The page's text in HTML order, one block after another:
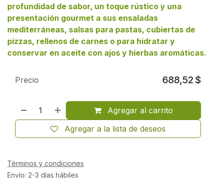
profundidad de sabor, un toque rústico y una
presentación gourmet a sus ensaladas
mediterráneas, salsas para pastas, cubiertas de
pizzas, rellenos de carnes o para hidratar y
conservar en aceite con ajos y hierbas aromáticas.
Agregar al carrito
Agregar a la lista de deseos
Precio 688,52$
Términos y condiciones
Envío: 2-3 días hábiles